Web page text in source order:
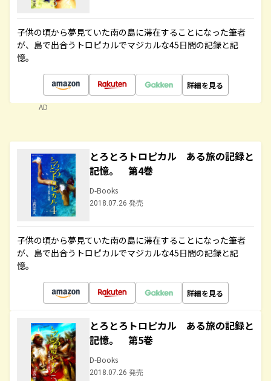
子供の頃から夢見ていた南の島に滞在することになった筆者
が、島で出合うトロピカルでマジカルな45日間の記録と記
憶。
詳細を見る
AD
とろとろトロピカル ある旅の記録と
記憶。 第4巻
D-Books
2018.07.26 発売
子供の頃から夢見ていた南の島に滞在することになった筆者
が、島で出合うトロピカルでマジカルな45日間の記録と記
憶。
詳細を見る
とろとろトロピカル ある旅の記録と
記憶。 第5巻
D-Books
2018.07.26 発売